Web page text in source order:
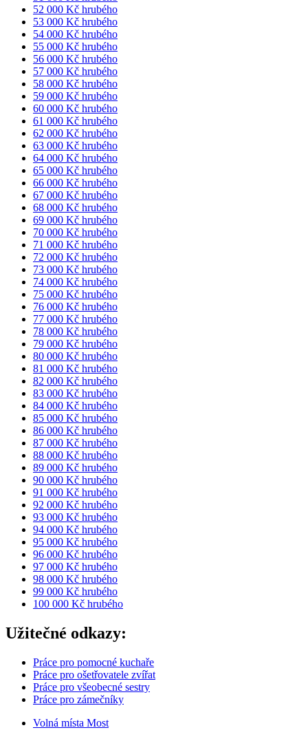
52 000 Kč hrubého
53 000 Kč hrubého
54 000 Kč hrubého
55 000 Kč hrubého
56 000 Kč hrubého
57 000 Kč hrubého
58 000 Kč hrubého
59 000 Kč hrubého
60 000 Kč hrubého
61 000 Kč hrubého
62 000 Kč hrubého
63 000 Kč hrubého
64 000 Kč hrubého
65 000 Kč hrubého
66 000 Kč hrubého
67 000 Kč hrubého
68 000 Kč hrubého
69 000 Kč hrubého
70 000 Kč hrubého
71 000 Kč hrubého
72 000 Kč hrubého
73 000 Kč hrubého
74 000 Kč hrubého
75 000 Kč hrubého
76 000 Kč hrubého
77 000 Kč hrubého
78 000 Kč hrubého
79 000 Kč hrubého
80 000 Kč hrubého
81 000 Kč hrubého
82 000 Kč hrubého
83 000 Kč hrubého
84 000 Kč hrubého
85 000 Kč hrubého
86 000 Kč hrubého
87 000 Kč hrubého
88 000 Kč hrubého
89 000 Kč hrubého
90 000 Kč hrubého
91 000 Kč hrubého
92 000 Kč hrubého
93 000 Kč hrubého
94 000 Kč hrubého
95 000 Kč hrubého
96 000 Kč hrubého
97 000 Kč hrubého
98 000 Kč hrubého
99 000 Kč hrubého
100 000 Kč hrubého
Užitečné odkazy:
Práce pro pomocné kuchaře
Práce pro ošetřovatele zvířat
Práce pro všeobecné sestry
Práce pro zámečníky
Volná místa Most